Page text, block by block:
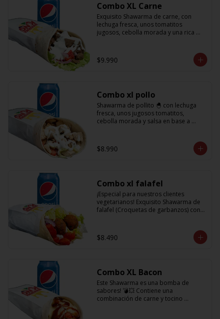
Combo XL Carne
Exquisito Shawarma de carne, con
lechuga fresca, unos tomatitos
jugosos, cebolla morada y una rica
$9.990
Combo xl pollo
Shawarma de pollito 🐣 con lechuga
fresca, unos jugosos tomatitos,
cebolla morada y salsa en base a
$8.990
Combo xl falafel
¡Especial para nuestros clientes
vegetarianos! Exquisito Shawarma de
falafel (Croquetas de garbanzos) con
lactonesa  +  refrescante bebida 350 cc
$8.490
Combo XL Bacon
Este Shawarma es una bomba de
sabores! 💣💥 Contiene una
combinación de carne y tocino